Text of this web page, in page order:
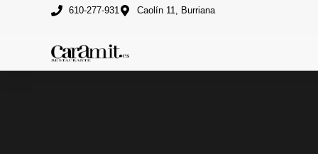
610-277-931 Caolín 11, Burriana